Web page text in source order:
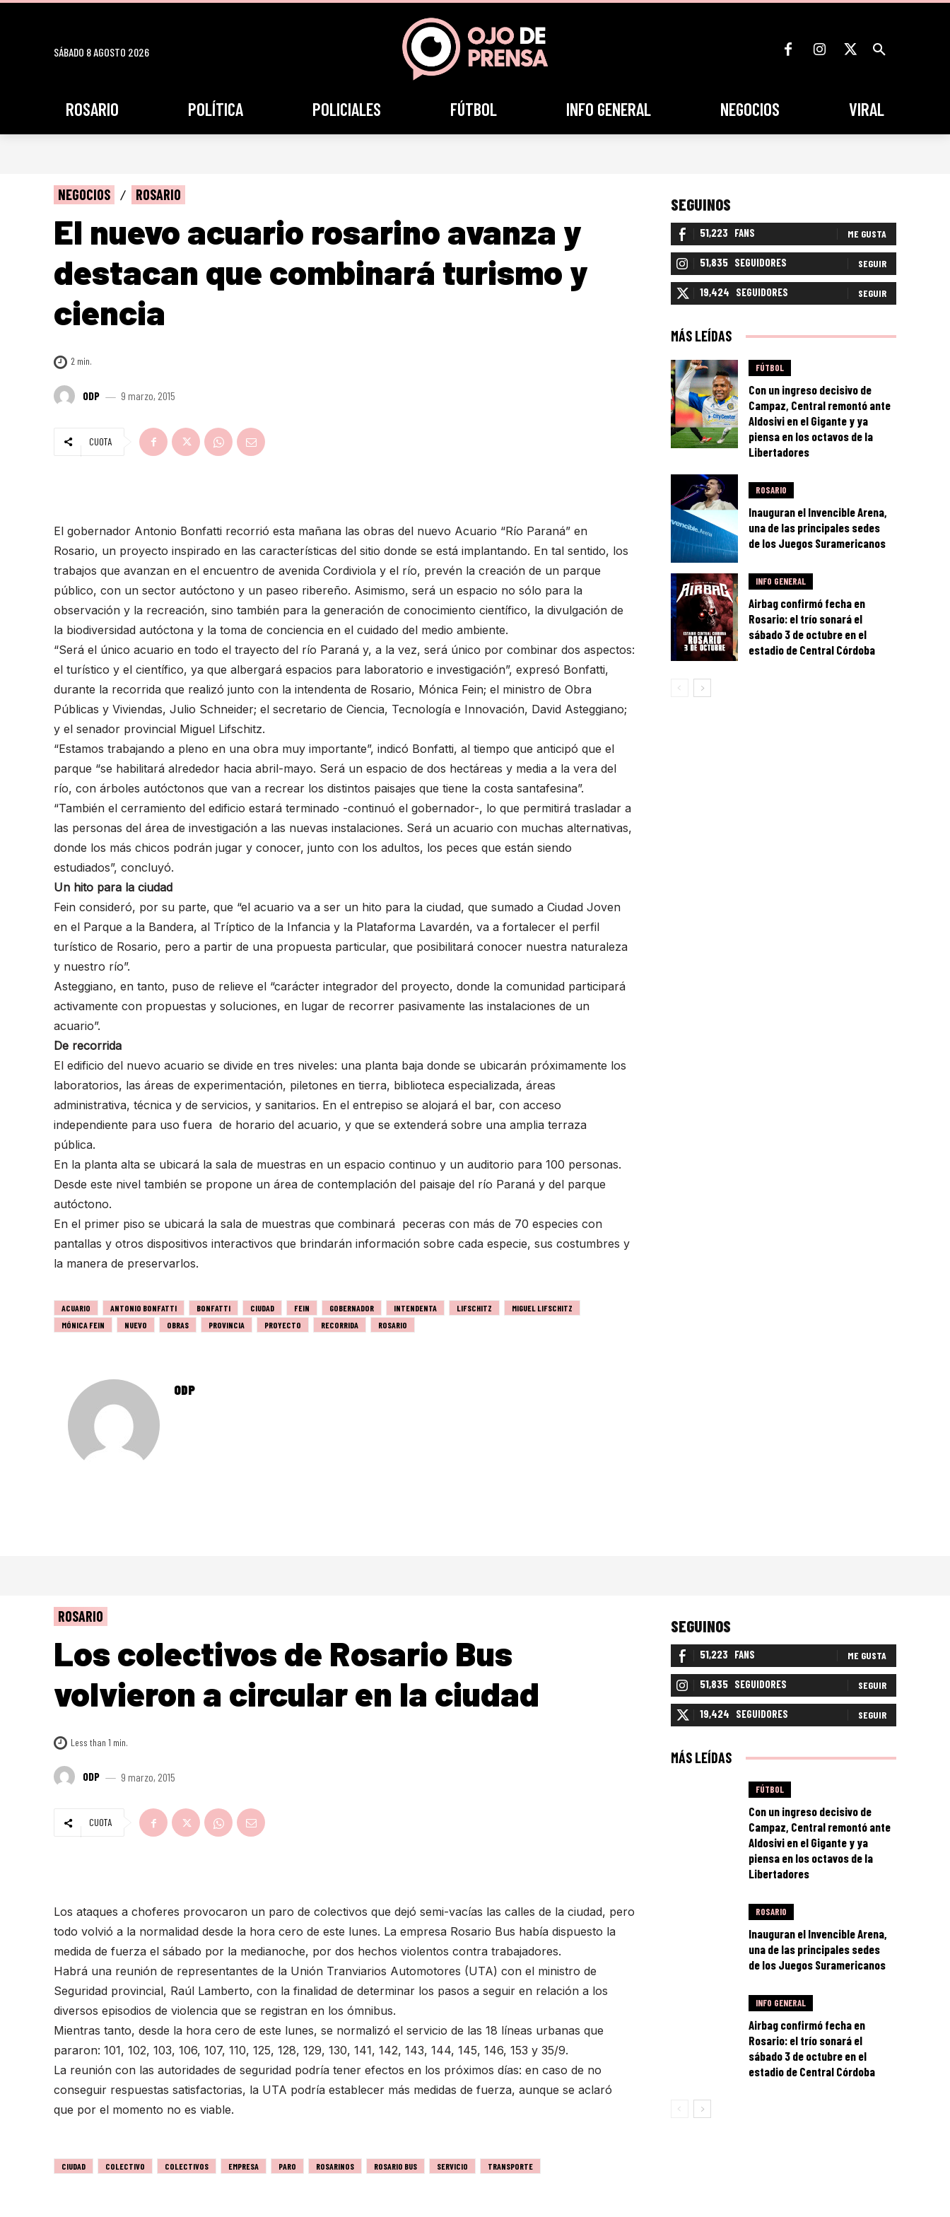
SÁBADO 8 AGOSTO 2026
ROSARIO POLÍTICA POLICIALES FÚTBOL INFO GENERAL NEGOCIOS VIRAL
NEGOCIOS ROSARIO
El nuevo acuario rosarino avanza y
destacan que combinará turismo y
ciencia
2 min.
ODP 9 marzo, 2015
CUOTA
El gobernador Antonio Bonfatti recorrió esta mañana las obras del nuevo Acuario “Río Paraná” en
Rosario, un proyecto inspirado en las características del sitio donde se está implantando. En tal sentido, los
trabajos que avanzan en el encuentro de avenida Cordiviola y el río, prevén la creación de un parque
público, con un sector autóctono y un paseo ribereño. Asimismo, será un espacio no sólo para la
observación y la recreación, sino también para la generación de conocimiento científico, la divulgación de
la biodiversidad autóctona y la toma de conciencia en el cuidado del medio ambiente.
“Será el único acuario en todo el trayecto del río Paraná y, a la vez, será único por combinar dos aspectos:
el turístico y el científico, ya que albergará espacios para laboratorio e investigación”, expresó Bonfatti,
durante la recorrida que realizó junto con la intendenta de Rosario, Mónica Fein; el ministro de Obra
Públicas y Viviendas, Julio Schneider; el secretario de Ciencia, Tecnología e Innovación, David Asteggiano;
y el senador provincial Miguel Lifschitz.
“Estamos trabajando a pleno en una obra muy importante”, indicó Bonfatti, al tiempo que anticipó que el
parque “se habilitará alrededor hacia abril-mayo. Será un espacio de dos hectáreas y media a la vera del
río, con árboles autóctonos que van a recrear los distintos paisajes que tiene la costa santafesina”.
“También el cerramiento del edificio estará terminado -continuó el gobernador-, lo que permitirá trasladar a
las personas del área de investigación a las nuevas instalaciones. Será un acuario con muchas alternativas,
donde los más chicos podrán jugar y conocer, junto con los adultos, los peces que están siendo
estudiados”, concluyó.
Un hito para la ciudad
Fein consideró, por su parte, que “el acuario va a ser un hito para la ciudad, que sumado a Ciudad Joven
en el Parque a la Bandera, al Tríptico de la Infancia y la Plataforma Lavardén, va a fortalecer el perfil
turístico de Rosario, pero a partir de una propuesta particular, que posibilitará conocer nuestra naturaleza
y nuestro río”.
Asteggiano, en tanto, puso de relieve el “carácter integrador del proyecto, donde la comunidad participará
activamente con propuestas y soluciones, en lugar de recorrer pasivamente las instalaciones de un
acuario”.
De recorrida
El edificio del nuevo acuario se divide en tres niveles: una planta baja donde se ubicarán próximamente los
laboratorios, las áreas de experimentación, piletones en tierra, biblioteca especializada, áreas
administrativa, técnica y de servicios, y sanitarios. En el entrepiso se alojará el bar, con acceso
independiente para uso fuera de horario del acuario, y que se extenderá sobre una amplia terraza
pública.
En la planta alta se ubicará la sala de muestras en un espacio continuo y un auditorio para 100 personas.
Desde este nivel también se propone un área de contemplación del paisaje del río Paraná y del parque
autóctono.
En el primer piso se ubicará la sala de muestras que combinará peceras con más de 70 especies con
pantallas y otros dispositivos interactivos que brindarán información sobre cada especie, sus costumbres y
la manera de preservarlos.
ACUARIO ANTONIO BONFATTI BONFATTI CIUDAD FEIN GOBERNADOR INTENDENTA LIFSCHITZ
MIGUEL LIFSCHITZ
MÓNICA FEIN
NUEVO OBRAS PROVINCIA PROYECTO RECORRIDA ROSARIO
ODP
SEGUINOS
51,223 FANS ME GUSTA
51,835 SEGUIDORES SEGUIR
19,424 SEGUIDORES SEGUIR
MÁS LEÍDAS
FÚTBOL
Con un ingreso decisivo de
Campaz, Central remontó ante
Aldosivi en el Gigante y ya
piensa en los octavos de la
Libertadores
ROSARIO
Inauguran el Invencible Arena,
una de las principales sedes
de los Juegos Suramericanos
INFO GENERAL
Airbag confirmó fecha en
Rosario: el trío sonará el
sábado 3 de octubre en el
estadio de Central Córdoba